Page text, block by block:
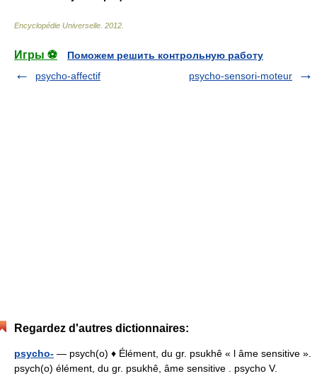
Encyclopédie Universelle 2012
Игры ⚽
Поможем решить контрольную работу
psycho-affectif
psycho-sensori-moteur
Regardez d'autres dictionnaires:
psycho- — psych(o) ♦ Élément, du gr. psukhê « l âme sensitive ».
psych(o) élément, du gr. psukhê, âme sensitive . psycho V.